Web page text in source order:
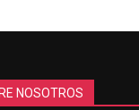
NOSOTROS